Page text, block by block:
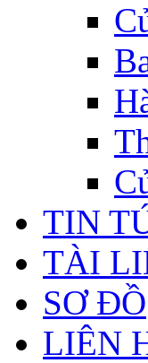
TIN
TÀI
SƠ ĐỒ
LIÊN